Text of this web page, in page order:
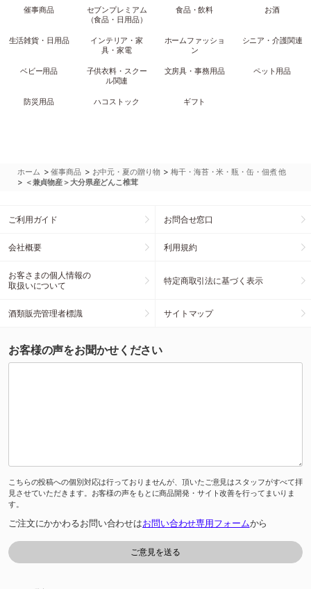
催事商品
セブンプレミアム
（食品・日用品）
食品・飲料 お酒
生活雑貨・日用品
インテリア・家
具・家電
ホームファッショ
ン
シニア・介護関連
ベビー用品
子供衣料・スクー
ル関連
文房具・事務用品 ペット用品
防災用品 ハコストック ギフト
ホーム >催事商品 > お中元・夏の贈り物 >梅干・海苔・米・瓶・缶・佃煮 他
> ＜兼貞物産＞大分県産どんこ椎茸
ご利用ガイド お問合せ窓口
会社概要 利用規約
お客さまの個人情報の
取扱いについて
特定商取引法に基づく表示
酒類販売管理者標識 サイトマップ
お客様の声をお聞かせください
こちらの投稿への個別対応は行っておりませんが、頂いたご意見はスタッフがすべて拝
見させていただきます。お客様の声をもとに商品開発・サイト改善を行ってまいりま
す。
ご注文にかかわるお問い合わせはお問い合わせ専用フォームから